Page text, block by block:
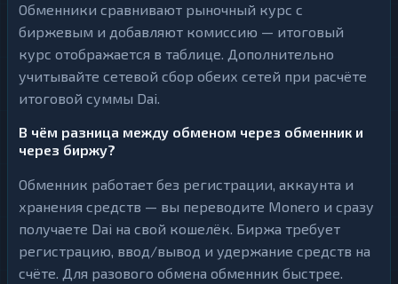
Обменники сравнивают рыночный курс с
биржевым и добавляют комиссию — итоговый
курс отображается в таблице. Дополнительно
учитывайте сетевой сбор обеих сетей при расчёте
итоговой суммы Dai.
В чём разница между обменом через обменник и
через биржу?
Обменник работает без регистрации, аккаунта и
хранения средств — вы переводите Monero и сразу
получаете Dai на свой кошелёк. Биржа требует
регистрацию, ввод/вывод и удержание средств на
счёте. Для разового обмена обменник быстрее.